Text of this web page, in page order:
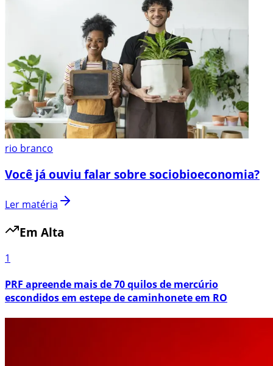
rio branco
Você já ouviu falar sobre sociobioeconomia?
Ler matéria
Em Alta
1
PRF apreende mais de 70 quilos de mercúrio
escondidos em estepe de caminhonete em RO